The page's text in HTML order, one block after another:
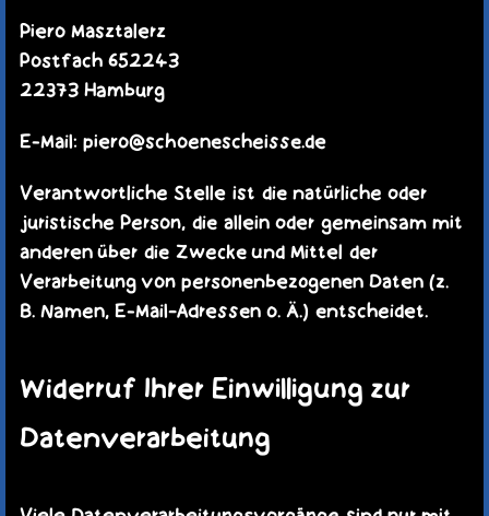
Piero Masztalerz
Postfach 652243
22373 Hamburg
E-Mail: piero@schoenescheisse.de
Verantwortliche Stelle ist die natürliche oder
juristische Person, die allein oder gemeinsam mit
anderen über die Zwecke und Mittel der
Verarbeitung von personenbezogenen Daten (z.
B. Namen, E-Mail-Adressen o. Ä.) entscheidet.
Widerruf Ihrer Einwilligung zur
Datenverarbeitung